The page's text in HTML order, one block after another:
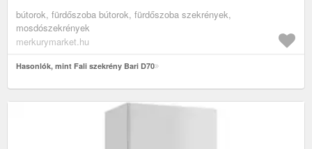
bútorok, fürdőszoba bútorok, fürdőszoba szekrények,
mosdószekrények
merkurymarket.hu
Hasonlók, mint Fali szekrény Bari D70